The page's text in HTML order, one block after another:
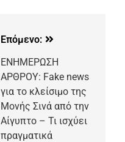
Επόμενο:
ΕΝΗΜΕΡΩΣΗ
ΑΡΘΡΟΥ: Fake news
για το κλείσιμο της
Μονής Σινά από την
Αίγυπτο – Τι ισχύει
πραγματικά